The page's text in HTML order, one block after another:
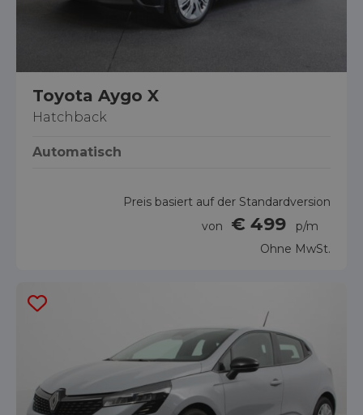
Toyota Aygo X
Hatchback
Automatisch
Preis basiert auf der Standardversion
von
€ 499
p/m
Ohne MwSt.